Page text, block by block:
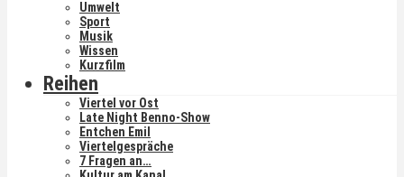
Umwelt
Sport
Musik
Wissen
Kurzfilm
Reihen
Viertel vor Ost
Late Night Benno-Show
Entchen Emil
Viertelgespräche
7 Fragen an…